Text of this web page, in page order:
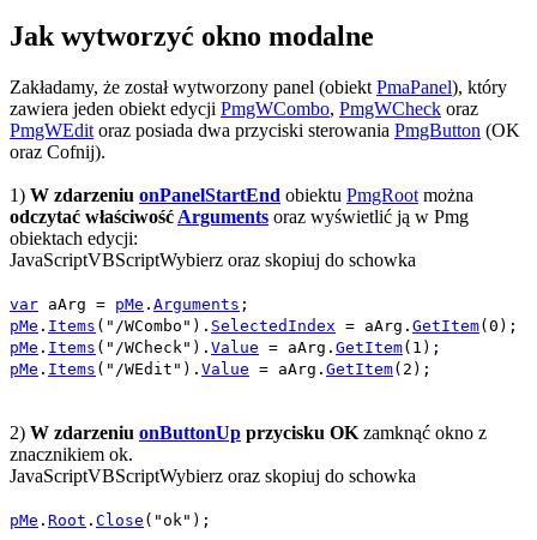
Jak wytworzyć okno modalne
Zakładamy, że został wytworzony panel (obiekt PmaPanel), który
zawiera jeden obiekt edycji PmgWCombo, PmgWCheck oraz
PmgWEdit oraz posiada dwa przyciski sterowania PmgButton (OK
oraz Cofnij).
1) W zdarzeniu onPanelStartEnd obiektu PmgRoot można
odczytać właściwość Arguments oraz wyświetlić ją w Pmg
obiektach edycji:
JavaScriptVBScriptWybierz oraz skopiuj do schowka
var aArg = pMe . Arguments ;
pMe . Items ( "/WCombo" ). SelectedIndex = aArg . GetItem( 0 );
pMe . Items ( "/WCheck" ). Value = aArg . GetItem( 1 );
pMe . Items ( "/WEdit" ). Value = aArg . GetItem( 2 );
2) W zdarzeniu onButtonUp przycisku OK zamknąć okno z
znacznikiem ok.
JavaScriptVBScriptWybierz oraz skopiuj do schowka
pMe . Root . Close ( "ok" );